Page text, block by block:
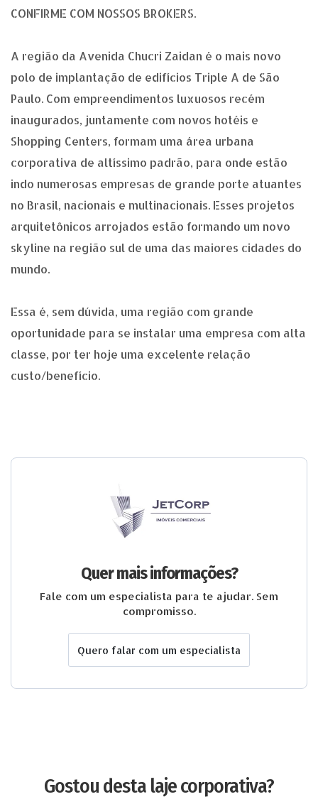
CONFIRME COM NOSSOS BROKERS.
A região da Avenida Chucri Zaidan é o mais novo
polo de implantação de edifícios Triple A de São
Paulo. Com empreendimentos luxuosos recém
inaugurados, juntamente com novos hotéis e
Shopping Centers, formam uma área urbana
corporativa de altíssimo padrão, para onde estão
indo numerosas empresas de grande porte atuantes
no Brasil, nacionais e multinacionais. Esses projetos
arquitetônicos arrojados estão formando um novo
skyline na região sul de uma das maiores cidades do
mundo.
Essa é, sem dúvida, uma região com grande
oportunidade para se instalar uma empresa com alta
classe, por ter hoje uma excelente relação
custo/benefício.
Quer mais informações?
Fale com um especialista para te ajudar. Sem
compromisso.
Quero falar com um especialista
Gostou desta laje corporativa?